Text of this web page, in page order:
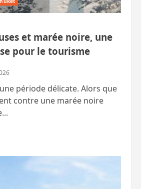
et marée noire, une
pour le tourisme
période délicate. Alors que
contre une marée noire